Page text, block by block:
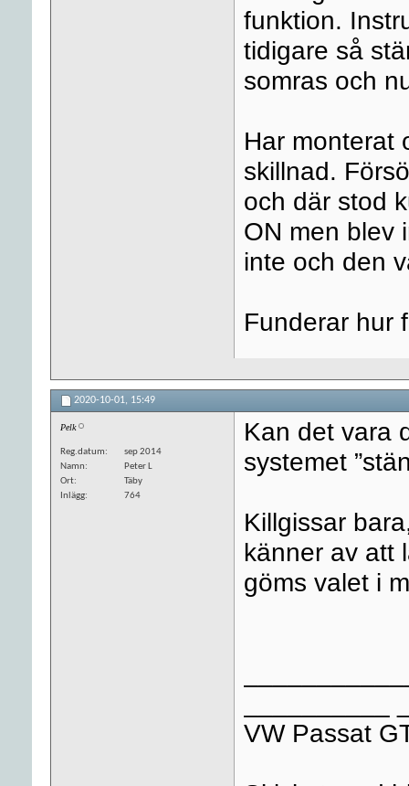
funktion.
tidigare så
somras och
Har monterat
skillnad.
och där stod
ON men blev
inte och den
Funderar hur
2020-10-01, 15:49
Pelk
Reg.datum
sep 2014
Namn
Peter L
Ort
Täby
Inlägg
764
Kan det vara
systemet
Killgissar
känner av att
göms valet i
VW Passat